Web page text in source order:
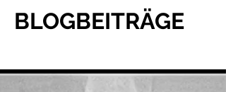
BLOGBEITRÄGE